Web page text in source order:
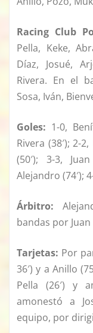
Racing Club
Pella, Keke,
Díaz, Josué,
Rivera. En el
Sosa, Iván,
Goles: 1-0,
Rivera (38′); 2-
(50′); 3-3,
Alejandro (74′);
Árbitro:
bandas por
Tarjetas: Por
36′) y a Anillo
Pella (26′) y
amonestó a
equipo, por